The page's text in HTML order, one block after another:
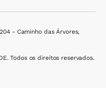
- Caminho das Árvores,
Todos os direitos reservados.